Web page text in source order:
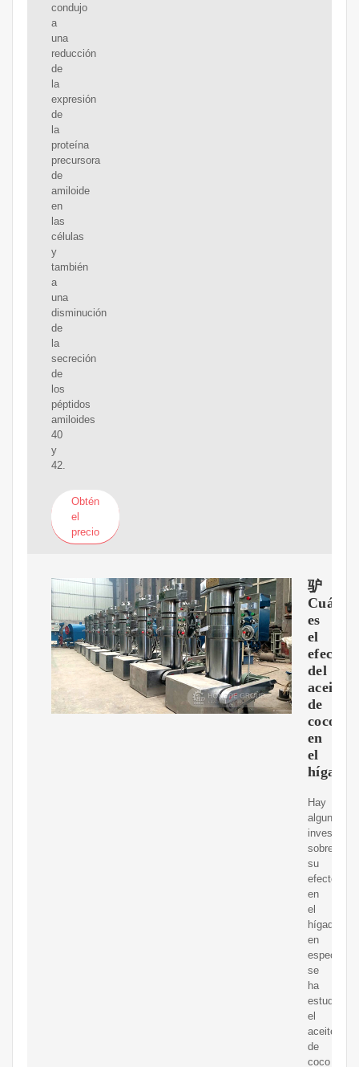
condujo
a
una
reducción
de
la
expresión
de
la
proteína
precursora
de
amiloide
en
las
células
y
también
a
una
disminución
de
la
secreción
de
los
péptidos
amiloides
40
y
42.
Obtén
el
precio
驴
Cuál
es
el
efecto
del
aceite
de
coco
en
el
hígado?
Hay
algunas
sobre
su
efecto
en
el
hígado,
en
especial
se
ha
estudiado
el
aceite
de
coco